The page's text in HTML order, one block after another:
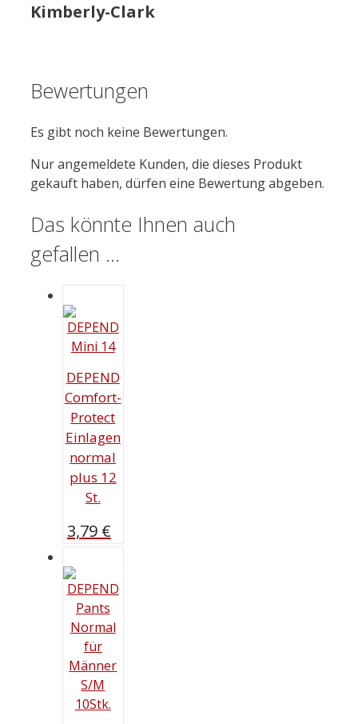
Kimberly-Clark
Bewertungen
Es gibt noch keine Bewertungen.
Nur angemeldete Kunden, die dieses Produkt
gekauft haben, dürfen eine Bewertung abgeben.
Das könnte Ihnen auch
gefallen …
DEPEND
Comfort-
Protect
Einlagen
normal
plus 12
St.
3,79 €